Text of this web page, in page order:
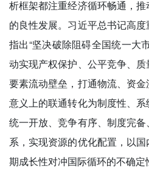
析框架都注重经济循环畅通，
的良性发展。习近平总书记高
指出“坚决破除阻碍全国统一大
动实现产权保护、公平竞争、
要素流动壁垒，打通物流、资
意义上的联通转化为制度性、
统一开放、竞争有序、制度完
系，实现资源的优化配置，以
期成长性对冲国际循环的不确定